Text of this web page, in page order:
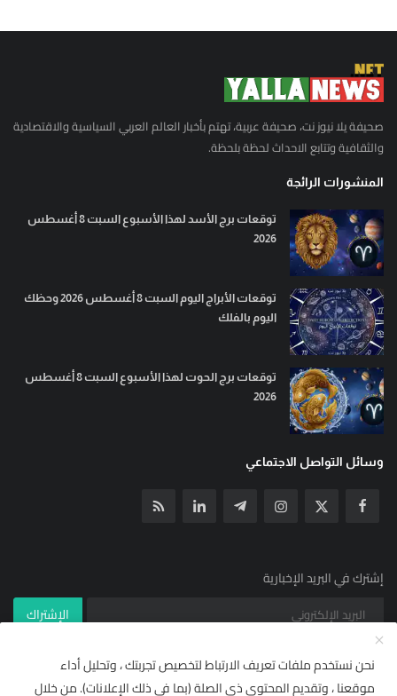
صحيفة يلا نيوز نت، صحيفة عربية، تهتم بأخبار العالم العربي السياسية والاقتصادية
والثقافية وتتابع الاحداث لحظة بلحظة.
المنشورات الرائجة
توقعات برج الأسد لهذا الأسبوع السبت 8 أغسطس
2026
توقعات الأبراج اليوم السبت 8 أغسطس 2026 وحظك
اليوم بالفلك
توقعات برج الحوت لهذا الأسبوع السبت 8 أغسطس
2026
وسائل التواصل الاجتماعي
إشترك في البريد الإخبارية
الإشتراك
نحن نستخدم ملفات تعريف الارتباط لتخصيص تجربتك ، وتحليل أداء
موقعنا ، وتقديم المحتوى ذي الصلة (بما في ذلك الإعلانات). من خلال